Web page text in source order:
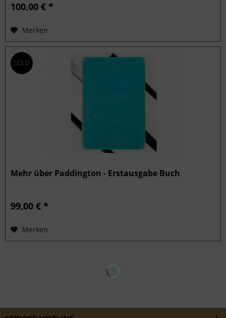
100,00 € *
Merken
SOLD
Mehr über Paddington - Erstausgabe Buch
99,00 € *
Merken